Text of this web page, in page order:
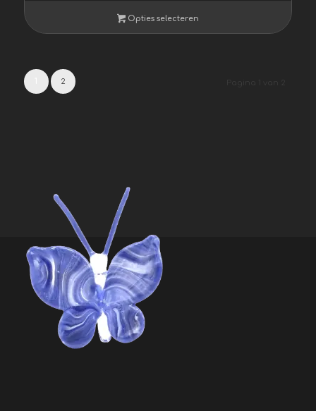
Opties selecteren
Pagina 1 van 2
2